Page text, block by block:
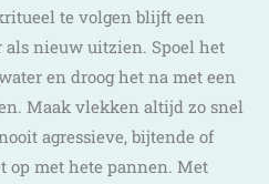
te volgen blijft een
als nieuw uitzien. Spoel het
en droog het na met een
Maak vlekken altijd zo snel
agressieve, bijtende of
op met hete pannen. Met